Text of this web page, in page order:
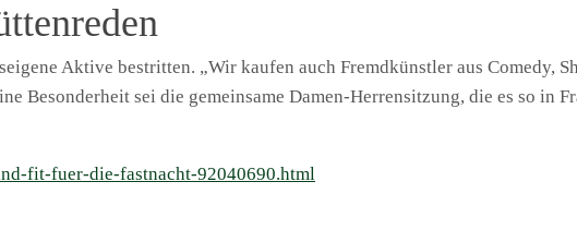
Aktive bestritten. „Wir kaufen auch Fremdkünstler aus Comedy,
Besonderheit sei die gemeinsame Damen-Herrensitzung, die es so in
fit-fuer-die-fastnacht-92040690.html